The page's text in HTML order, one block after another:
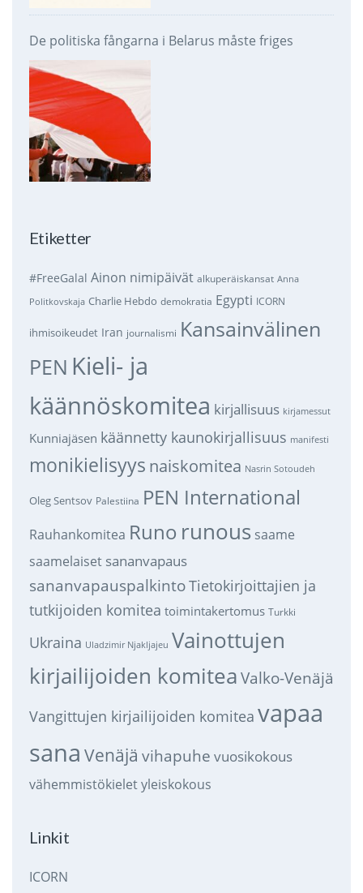
De politiska fångarna i Belarus måste friges
Etiketter
#FreeGalal Ainon nimipäivät alkuperäiskansat Anna
Politkovskaja Charlie Hebdo demokratia Egypti ICORN
ihmisoikeudet Iran journalismi Kansainvälinen
PEN Kieli- ja
käännöskomitea kirjallisuus kirjamessut
Kunniajäsen käännetty kaunokirjallisuus manifesti
monikielisyys naiskomitea Nasrin Sotoudeh
Oleg Sentsov Palestiina PEN International
Rauhankomitea Runo runous saame
saamelaiset sananvapaus
sananvapauspalkintoTietokirjoittajien ja
tutkijoiden komitea toimintakertomus Turkki
Ukraina Uladzimir Njakljajeu Vainottujen
kirjailijoiden komitea Valko-Venäjä
Vangittujen kirjailijoiden komitea vapaa
sana Venäjä vihapuhe vuosikokous
vähemmistökieletyleiskokous
Linkit
ICORN